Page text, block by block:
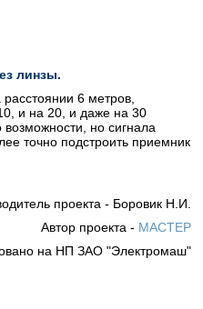
линзы.
6 метров,
и на 20, и даже на 30
но сигнала
точно подстроить приемник
проекта - Боровик Н.И.
Автор проекта - MACTEP
на НП ЗАО "Электромаш"